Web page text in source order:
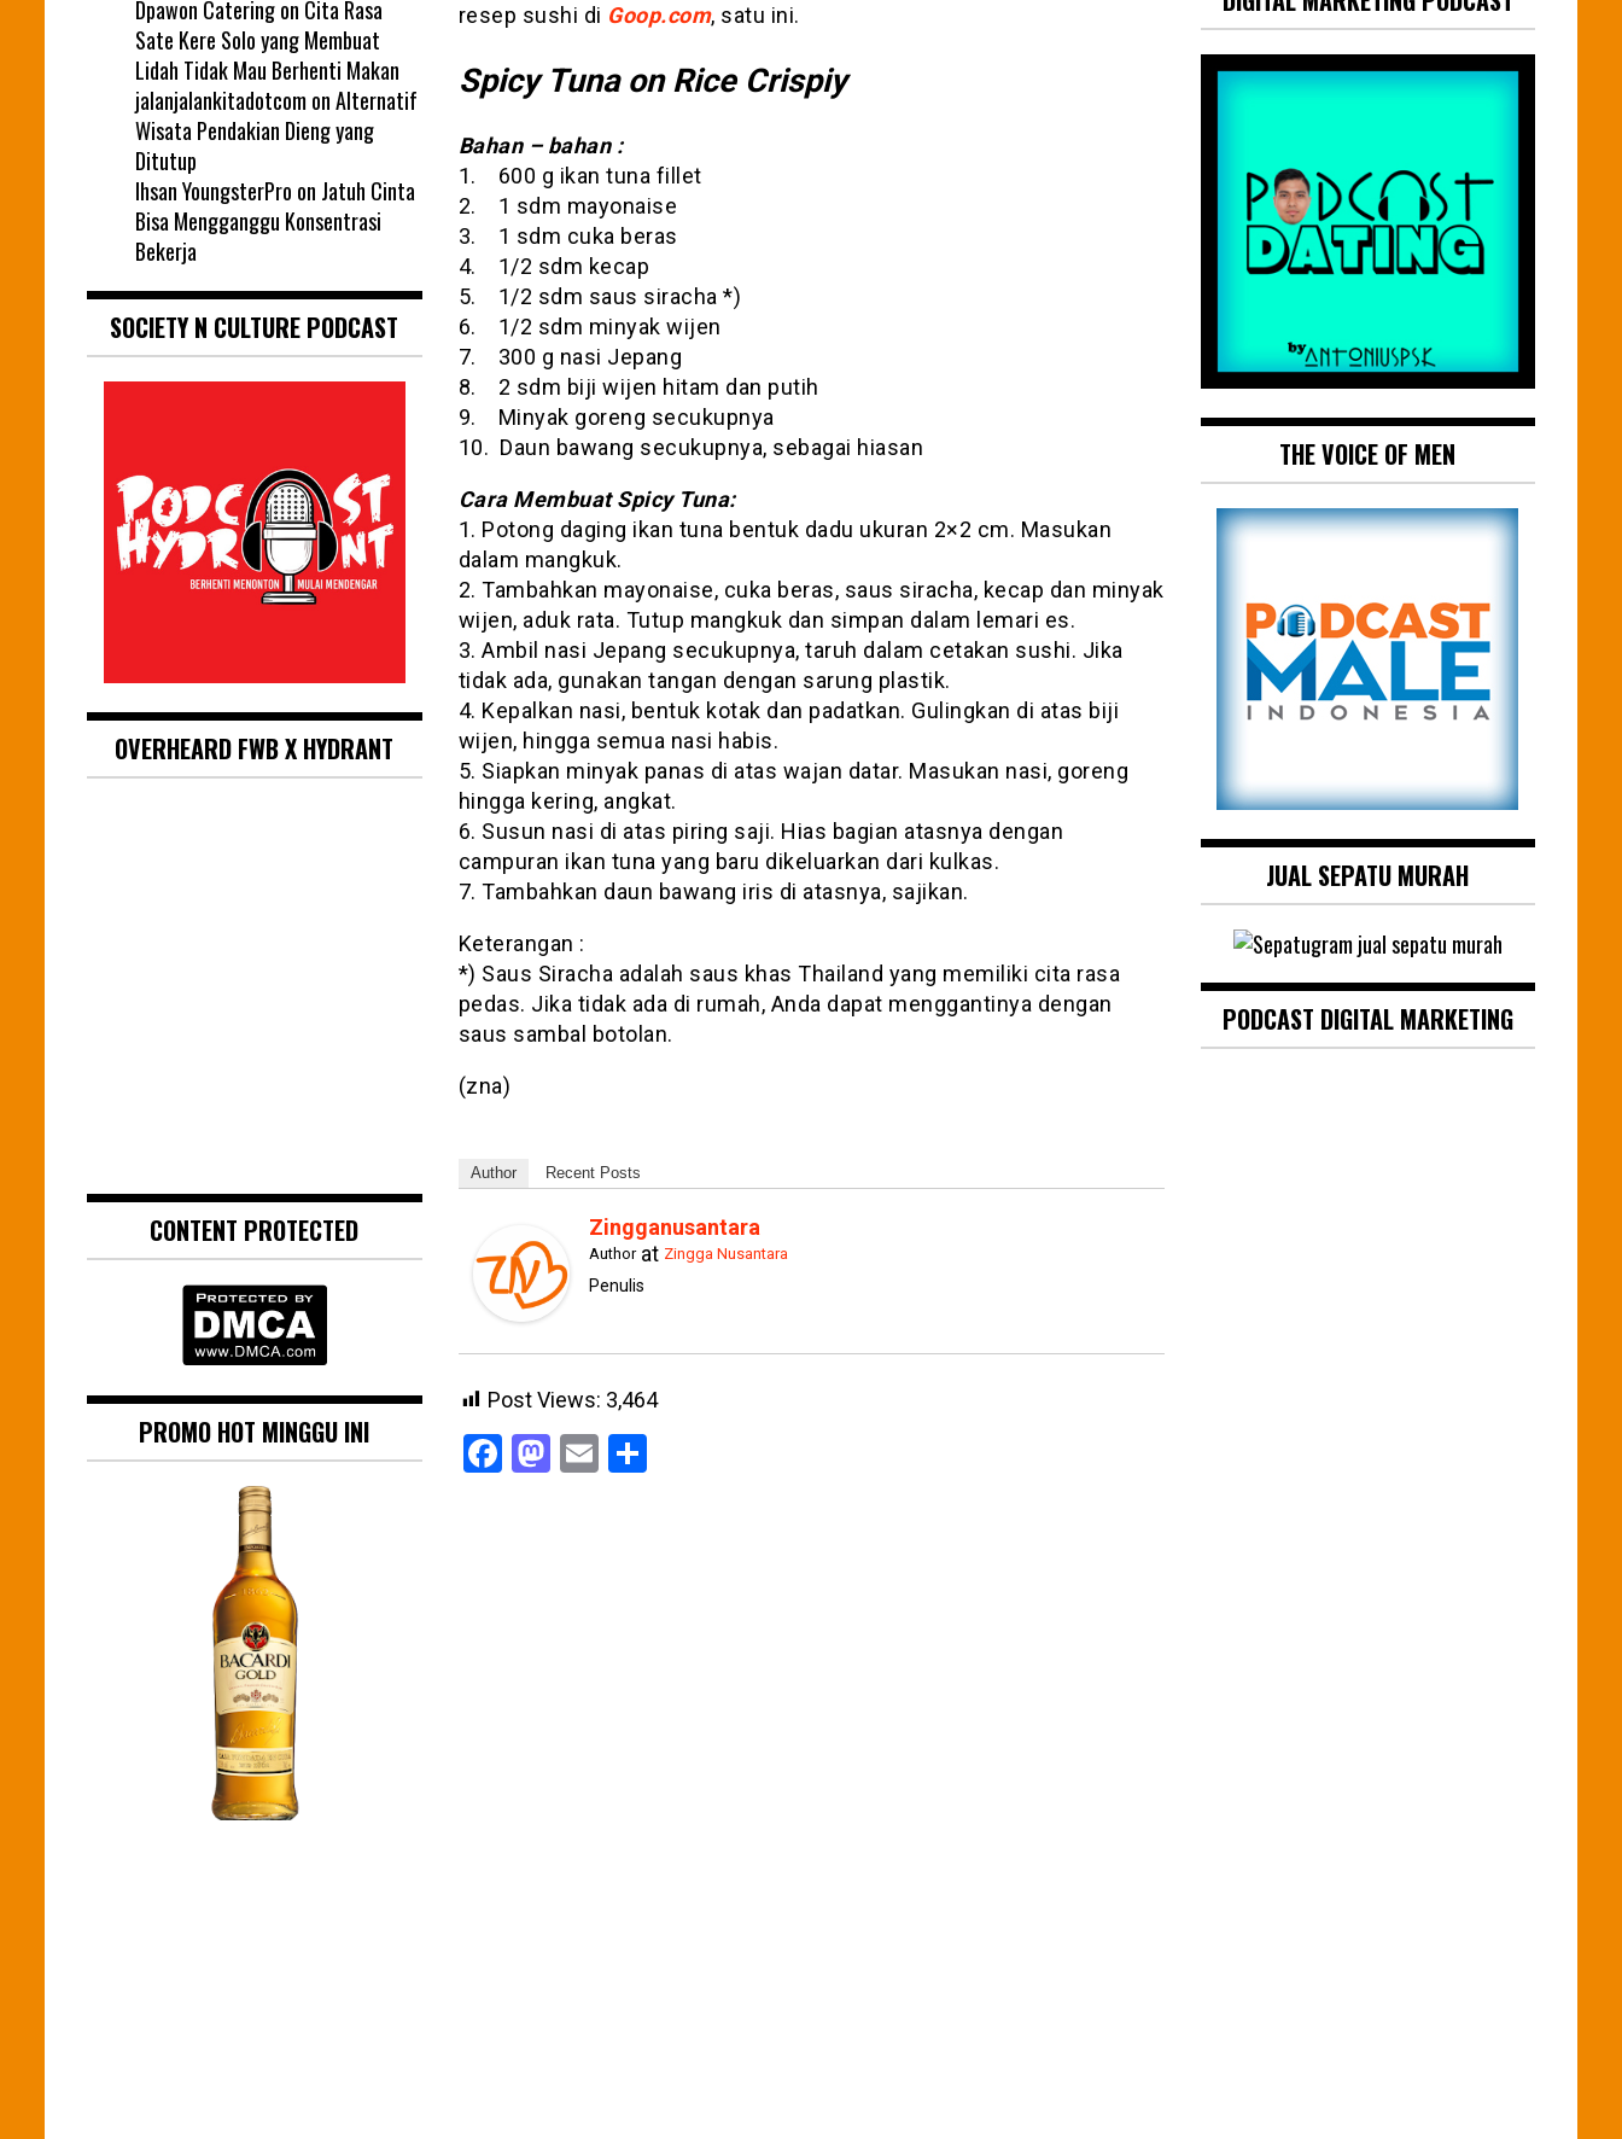
resep sushi di Goop.com, satu ini.
Spicy Tuna on Rice Crispiy
Bahan – bahan :
1. 600 g ikan tuna fillet
2. 1 sdm mayonaise
3. 1 sdm cuka beras
4. 1/2 sdm kecap
5. 1/2 sdm saus siracha *)
6. 1/2 sdm minyak wijen
7. 300 g nasi Jepang
8. 2 sdm biji wijen hitam dan putih
9. Minyak goreng secukupnya
10. Daun bawang secukupnya, sebagai hiasan
Cara Membuat Spicy Tuna:
1. Potong daging ikan tuna bentuk dadu ukuran 2×2 cm. Masukan
dalam mangkuk.
2. Tambahkan mayonaise, cuka beras, saus siracha, kecap dan minyak
wijen, aduk rata. Tutup mangkuk dan simpan dalam lemari es.
3. Ambil nasi Jepang secukupnya, taruh dalam cetakan sushi. Jika
tidak ada, gunakan tangan dengan sarung plastik.
4. Kepalkan nasi, bentuk kotak dan padatkan. Gulingkan di atas biji
wijen, hingga semua nasi habis.
5. Siapkan minyak panas di atas wajan datar. Masukan nasi, goreng
hingga kering, angkat.
6. Susun nasi di atas piring saji. Hias bagian atasnya dengan
campuran ikan tuna yang baru dikeluarkan dari kulkas.
7. Tambahkan daun bawang iris di atasnya, sajikan.
Keterangan :
*) Saus Siracha adalah saus khas Thailand yang memiliki cita rasa
pedas. Jika tidak ada di rumah, Anda dapat menggantinya dengan
saus sambal botolan.
(zna)
Author Recent Posts
Zingganusantara
Authorat Zingga Nusantara
Penulis
Post Views: 3,464
Facebook
Mastodon
EmailShare
Dpawon Cateringon Cita Rasa
Sate Kere Solo yang Membuat
Lidah Tidak Mau Berhenti Makan
jalanjalankitadotcom onAlternatif
Wisata Pendakian Dieng yang
Ditutup
Ihsan YoungsterPro on Jatuh Cinta
Bisa Mengganggu Konsentrasi
Bekerja
SOCIETY N CULTURE PODCAST
OVERHEARD FWB X HYDRANT
CONTENT PROTECTED
PROMO HOT MINGGU INI
THE VOICE OF MEN
JUAL SEPATU MURAH
PODCAST DIGITAL MARKETING